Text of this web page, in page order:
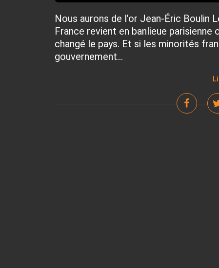
Nous aurons de l’or Jean-Éric Boulin
France revient en banlieue
changé le pays. Et si les minorités
gouvernement...